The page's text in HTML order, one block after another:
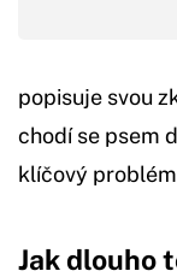
popisuje svou
chodí se psem
klíčový
Jak dlouho